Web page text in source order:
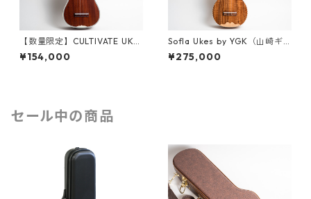
【数量限定】CULTIVATE UKU
LELE D3M-W（フィジーマホ
ガニー）ソプラノウクレレ
¥154,000
Sofla Ukes by YGK（山崎ギ
ター工房）#457 ハワイアンコ
ア ソプラノウクレレ
¥275,000
セール中の商品